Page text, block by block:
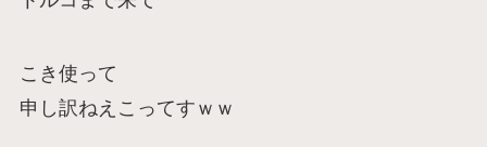
こき使って
申し訳ねえこってすｗｗ